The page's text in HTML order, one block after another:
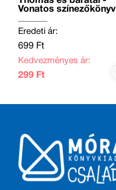
Vonatos színezőkönyv
Eredeti ár:
699 Ft
Kedvezményes ár:
299 Ft